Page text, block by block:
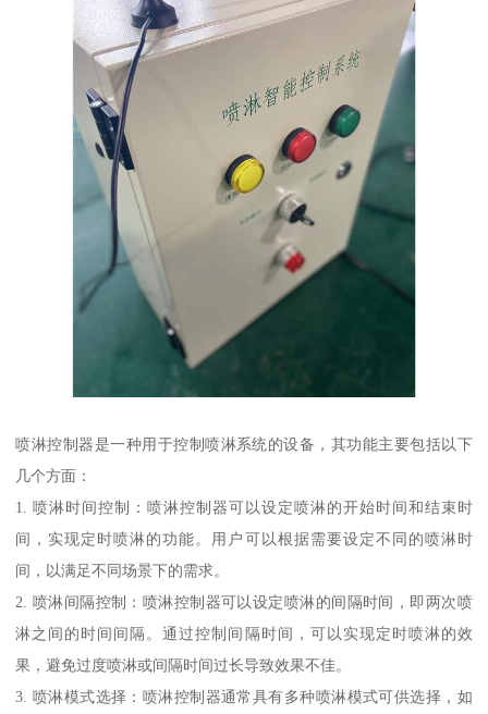
喷淋控制器是一种用于控制喷淋系统的设备，其功能主要包括以下
几个方面：
1. 喷淋时间控制：喷淋控制器可以设定喷淋的开始时间和结束时
间，实现定时喷淋的功能。用户可以根据需要设定不同的喷淋时
间，以满足不同场景下的需求。
2. 喷淋间隔控制：喷淋控制器可以设定喷淋的间隔时间，即两次喷
淋之间的时间间隔。通过控制间隔时间，可以实现定时喷淋的效
果，避免过度喷淋或间隔时间过长导致效果不佳。
3. 喷淋模式选择：喷淋控制器通常具有多种喷淋模式可供选择，如